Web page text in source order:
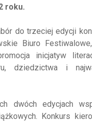
roku.
do trzeciej edycji
Biuro
inicjatyw
dziedzictwa i
dwóch edycjach
Konkurs